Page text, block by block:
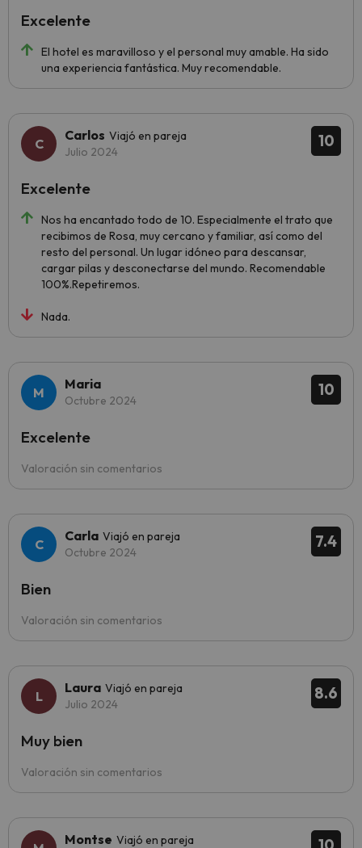
El hotel es maravilloso y el personal muy amable. Ha sido
una experiencia fantástica. Muy recomendable.
Excelente
10
Carlos Viajó en pareja
Julio 2024
Nos ha encantado todo de 10. Especialmente el trato que
recibimos de Rosa, muy cercano y familiar, así como del
resto del personal. Un lugar idóneo para descansar,
cargar pilas y desconectarse del mundo. Recomendable
100%.Repetiremos.
Nada.
Excelente
10
Maria
Octubre 2024
Valoración sin comentarios
Excelente
7.4
Carla Viajó en pareja
Octubre 2024
Valoración sin comentarios
Bien
8.6
Laura Viajó en pareja
Julio 2024
Valoración sin comentarios
Muy bien
Montse Viajó en pareja